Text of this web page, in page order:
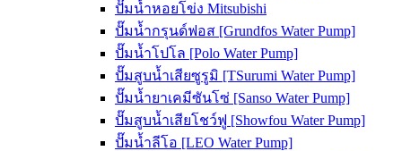
ปั๊มน้ำหอยโข่ง Mitsubishi
ปั๊มน้ำกรุนด์ฟอส [Grundfos Water Pump]
ปั๊มน้ำโปโล [Polo Water Pump]
ปั๊มสูบน้ำเสียซูรูมิ [TSurumi Water Pump]
ปั๊มน้ำยาเคมีซันโซ่ [Sanso Water Pump]
ปั๊มสูบน้ำเสียโชว์ฟู [Showfou Water Pump]
ปั๊มน้ำลีโอ [LEO Water Pump]